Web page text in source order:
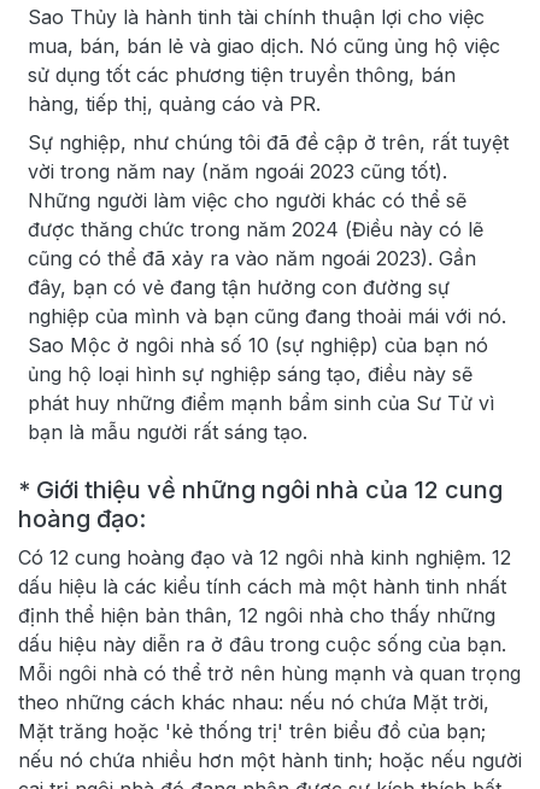
Sao Thủy là hành tinh tài chính thuận lợi cho việc
mua, bán, bán lẻ và giao dịch. Nó cũng ủng hộ việc
sử dụng tốt các phương tiện truyền thông, bán
hàng, tiếp thị, quảng cáo và PR.
Sự nghiệp, như chúng tôi đã đề cập ở trên, rất tuyệt
vời trong năm nay (năm ngoái 2023 cũng tốt).
Những người làm việc cho người khác có thể sẽ
được thăng chức trong năm 2024 (Điều này có lẽ
cũng có thể đã xảy ra vào năm ngoái 2023). Gần
đây, bạn có vẻ đang tận hưởng con đường sự
nghiệp của mình và bạn cũng đang thoải mái với nó.
Sao Mộc ở ngôi nhà số 10 (sự nghiệp) của bạn nó
ủng hộ loại hình sự nghiệp sáng tạo, điều này sẽ
phát huy những điểm mạnh bẩm sinh của Sư Tử vì
bạn là mẫu người rất sáng tạo.
* Giới thiệu về những ngôi nhà của 12 cung
hoàng đạo:
Có 12 cung hoàng đạo và 12 ngôi nhà kinh nghiệm. 12
dấu hiệu là các kiểu tính cách mà một hành tinh nhất
định thể hiện bản thân, 12 ngôi nhà cho thấy những
dấu hiệu này diễn ra ở đâu trong cuộc sống của bạn.
Mỗi ngôi nhà có thể trở nên hùng mạnh và quan trọng
theo những cách khác nhau: nếu nó chứa Mặt trời,
Mặt trăng hoặc 'kẻ thống trị' trên biểu đồ của bạn;
nếu nó chứa nhiều hơn một hành tinh; hoặc nếu người